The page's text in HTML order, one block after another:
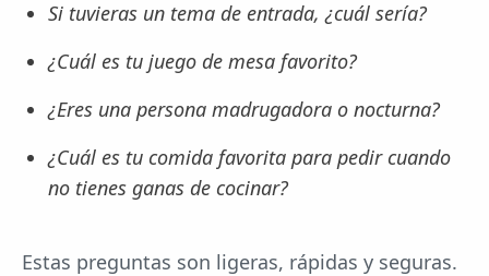
Si tuvieras un tema de entrada, ¿cuál sería?
¿Cuál es tu juego de mesa favorito?
¿Eres una persona madrugadora o nocturna?
¿Cuál es tu comida favorita para pedir cuando
no tienes ganas de cocinar?
Estas preguntas son ligeras, rápidas y seguras.